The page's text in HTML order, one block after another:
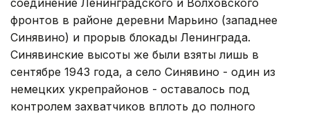
соединение Ленинградского и Волховского
фронтов в районе деревни Марьино (западнее
Синявино) и прорыв блокады Ленинграда.
Синявинские высоты же были взяты лишь в
сентябре 1943 года, а село Синявино - один из
немецких укрепрайонов - оставалось под
контролем захватчиков вплоть до полного